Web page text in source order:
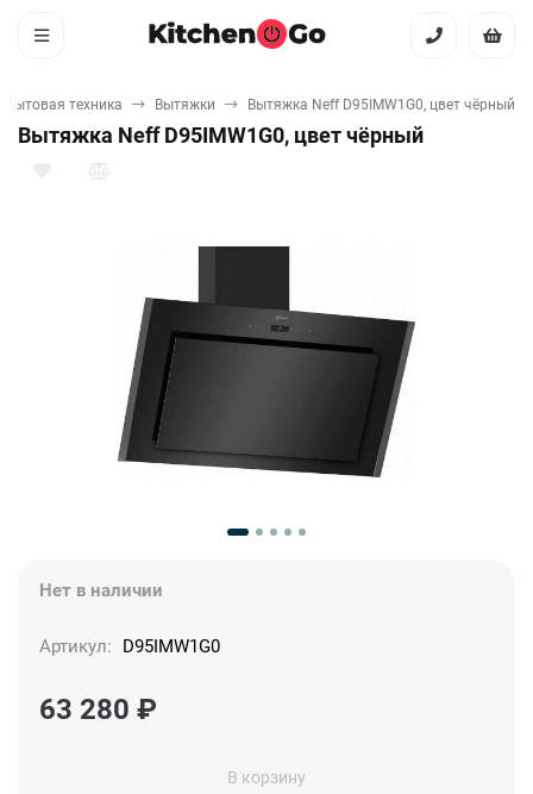
бытовая техника Вытяжки Вытяжка Neff D95IMW1G0, цвет чёрный
Вытяжка Neff D95IMW1G0, цвет чёрный
Нет в наличии
Артикул: D95IMW1G0
63 280 ₽
В корзину